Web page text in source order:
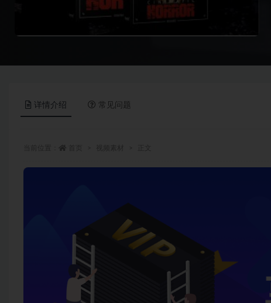
详情介绍 常见问题